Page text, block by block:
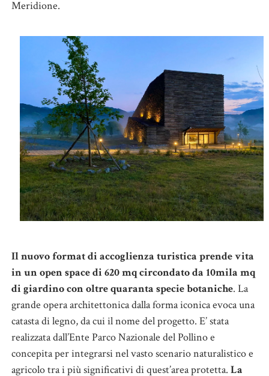
Meridione.
Il nuovo format di accoglienza turistica prende vita
in un open space di 620 mq circondato da 10mila mq
di giardino con oltre quaranta specie botaniche. La
grande opera architettonica dalla forma iconica evoca una
catasta di legno, da cui il nome del progetto. E’ stata
realizzata dall’Ente Parco Nazionale del Pollino e
concepita per integrarsi nel vasto scenario naturalistico e
agricolo tra i più significativi di quest’area protetta. La